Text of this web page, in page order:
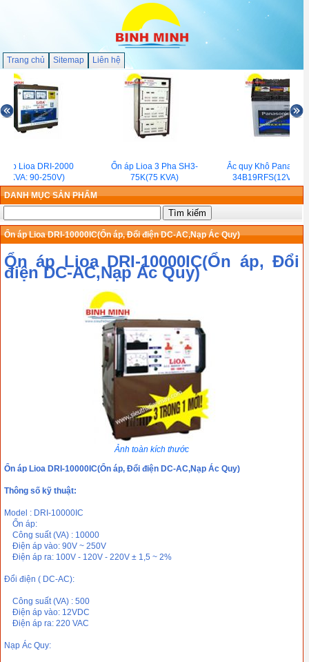
Trang chủ Sitemap Liên hệ
áp Lioa DRI-2000
(2KVA: 90-250V)
Ổn áp Lioa 3 Pha SH3-
75K(75 KVA)
Ắc quy Khô
34B19RFS(12V/
DANH MỤC SẢN PHẨM
Ổn áp Lioa DRI-10000IC(Ổn áp, Đổi điện DC-AC,Nạp Ác Quy)
Ổn áp Lioa DRI-10000IC(Ổn áp, Đổi
điện DC-AC,Nạp Ác Quy)
Ảnh toàn kích thước
Ổn áp Lioa DRI-10000IC(Ổn áp, Đổi điện DC-AC,Nạp Ác Quy)
Thông số kỹ thuật:
Model : DRI-10000IC
Ổn áp:
Công suất (VA) : 10000
Điện áp vào: 90V ~ 250V
Điện áp ra: 100V - 120V - 220V ± 1,5 ~ 2%
Đổi điện ( DC-AC):
Công suất (VA) : 500
Điện áp vào: 12VDC
Điện áp ra: 220 VAC
Nạp Ác Quy: